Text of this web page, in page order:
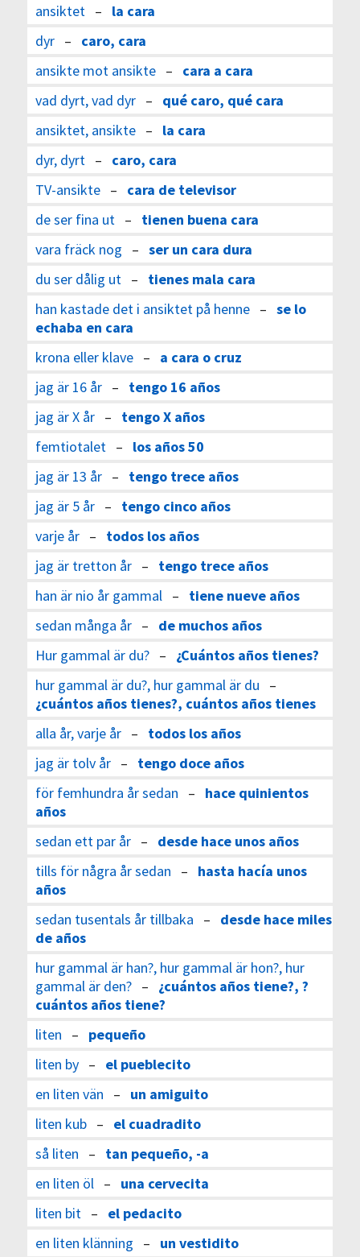
ansiktet– la cara
dyr– caro, cara
ansikte mot ansikte– cara a cara
vad dyrt, vad dyr– qué caro, qué cara
ansiktet, ansikte– la cara
dyr, dyrt– caro, cara
TV-ansikte– cara de televisor
de ser fina ut– tienen buena cara
vara fräck nog – ser un cara dura
du ser dålig ut– tienes mala cara
han kastade det i ansiktet på henne– se lo
echaba en cara
krona eller klave– a cara o cruz
jag är 16 år– tengo 16 años
jag är X år– tengo X años
femtiotalet– los años 50
jag är 13 år– tengo trece años
jag är 5 år– tengo cinco años
varje år– todos los años
jag är tretton år– tengo trece años
han är nio år gammal– tiene nueve años
sedan många år– de muchos años
Hur gammal är du?– ¿Cuántos años tienes?
hur gammal är du?, hur gammal är du –
¿cuántos años tienes?, cuántos años tienes
alla år, varje år– todos los años
jag är tolv år– tengo doce años
för femhundra år sedan – hace quinientos
años
sedan ett par år– desde hace unos años
tills för några år sedan – hasta hacía unos
años
sedan tusentals år tillbaka – desde hace miles
de años
hur gammal är han?, hur gammal är hon?, hur
gammal är den?– ¿cuántos años tiene?, ?
cuántos años tiene?
liten – pequeño
liten by– el pueblecito
en liten vän – un amiguito
liten kub– el cuadradito
så liten – tan pequeño, -a
en liten öl– una cervecita
liten bit– el pedacito
en liten klänning – un vestidito